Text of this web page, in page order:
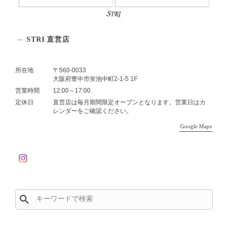
STRI 直営店
所在地
〒560-0033
大阪府豊中市蛍池中町2-1-5 1F
営業時間
12:00～17:00
定休日
直営店は毎月期間限定オープンとなります。営業日はカ
レンダーをご確認ください。
Google Maps
search